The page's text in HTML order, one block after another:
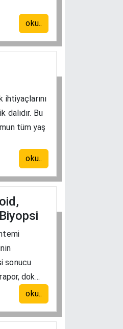
oku..
ihtiyaçlarını
dalıdır. Bu
tüm yaş
oku..
sonucu
dok...
oku..